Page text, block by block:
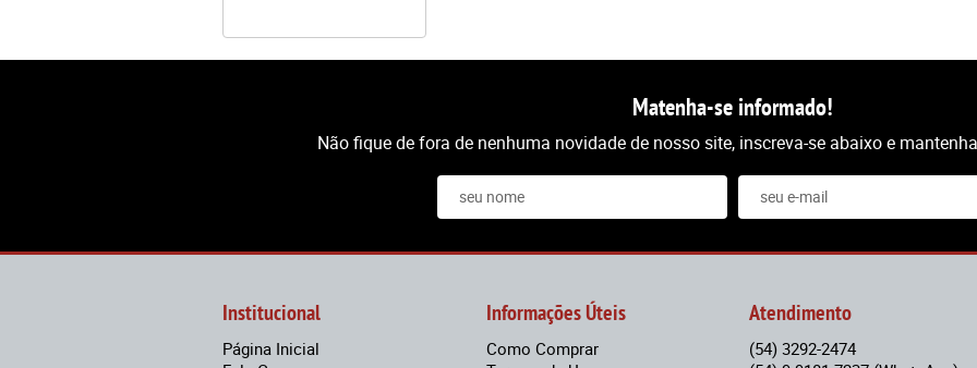
Matenha-se informado!
Não fique de fora de nenhuma novidade de nosso site, inscreva-se abaixo e
Institucional
Página Inicial
Informações Úteis
Como Comprar
Atendimento
(54) 3292-2474